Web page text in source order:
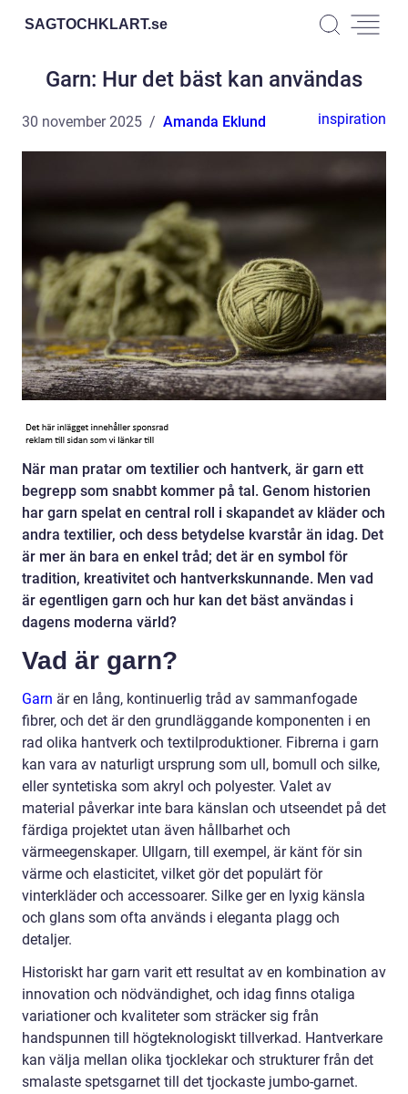
SAGTOCHKLART.se
Garn: Hur det bäst kan användas
30 november 2025 Amanda Eklund inspiration
När man pratar om textilier och hantverk, är garn ett
begrepp som snabbt kommer på tal. Genom historien
har garn spelat en central roll i skapandet av kläder och
andra textilier, och dess betydelse kvarstår än idag. Det
är mer än bara en enkel tråd; det är en symbol för
tradition, kreativitet och hantverkskunnande. Men vad
är egentligen garn och hur kan det bäst användas i
dagens moderna värld?
Vad är garn?
Garn är en lång, kontinuerlig tråd av sammanfogade
fibrer, och det är den grundläggande komponenten i en
rad olika hantverk och textilproduktioner. Fibrerna i garn
kan vara av naturligt ursprung som ull, bomull och silke,
eller syntetiska som akryl och polyester. Valet av
material påverkar inte bara känslan och utseendet på det
färdiga projektet utan även hållbarhet och
värmeegenskaper. Ullgarn, till exempel, är känt för sin
värme och elasticitet, vilket gör det populärt för
vinterkläder och accessoarer. Silke ger en lyxig känsla
och glans som ofta används i eleganta plagg och
detaljer.
Historiskt har garn varit ett resultat av en kombination av
innovation och nödvändighet, och idag finns otaliga
variationer och kvaliteter som sträcker sig från
handspunnen till högteknologiskt tillverkad. Hantverkare
kan välja mellan olika tjocklekar och strukturer från det
smalaste spetsgarnet till det tjockaste jumbo-garnet.